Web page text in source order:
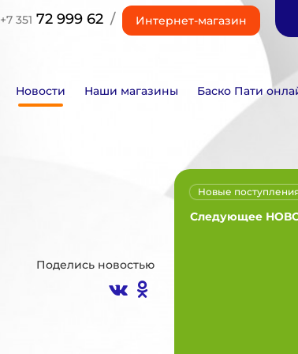
+7 351 72 999 62 / Интернет-магазин
Новости Наши магазины Баско Пати
Поделись новостью
Следующее
Новые